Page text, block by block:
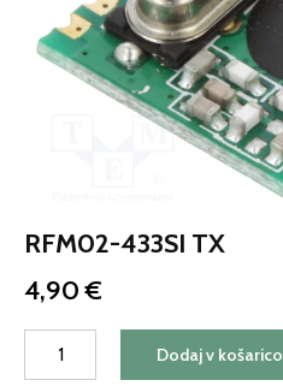
RFM02-433SI TX
4,90€
433SI
Dodaj v košarico